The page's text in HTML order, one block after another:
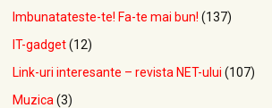
Imbunatateste-te! Fa-te mai bun! (137)
IT-gadget(12)
Link-uri interesante – revista NET-ului (107)
Muzica (3)